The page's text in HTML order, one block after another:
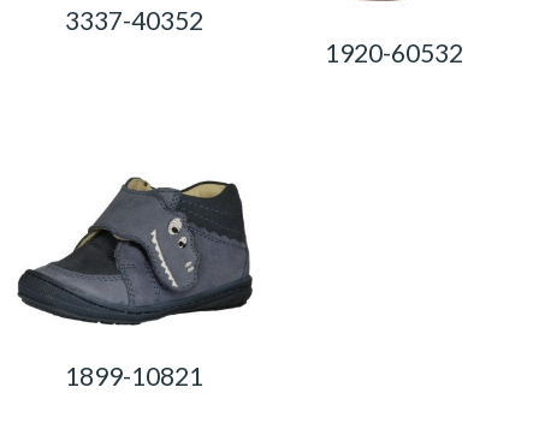
3337-40352
1920-60532
1899-10821